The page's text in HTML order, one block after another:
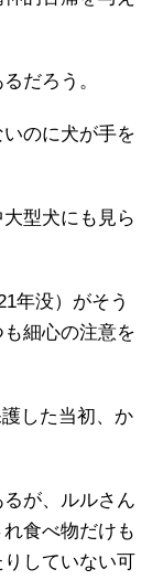
だろう。
のに犬が手を
型犬にも見ら
年没）がそう
細心の注意を
した当初、か
が、ルルさん
食べ物だけも
していない可